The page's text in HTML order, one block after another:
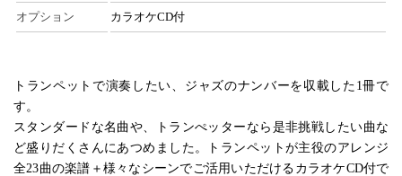
オプション カラオケCD付
トランペットで演奏したい、ジャズのナンバーを収載した1冊で
す。
スタンダードな名曲や、トランぺッターなら是非挑戦したい曲な
ど盛りだくさんにあつめました。トランペットが主役のアレンジ
全23曲の楽譜＋様々なシーンでご活用いただけるカラオケCD付で